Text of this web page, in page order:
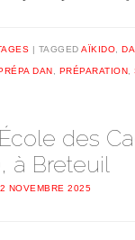
TAGGEDAÏKIDO ,
DAN PRÉPARATION ,
des
à Breteuil
NOVEMBRE 2025